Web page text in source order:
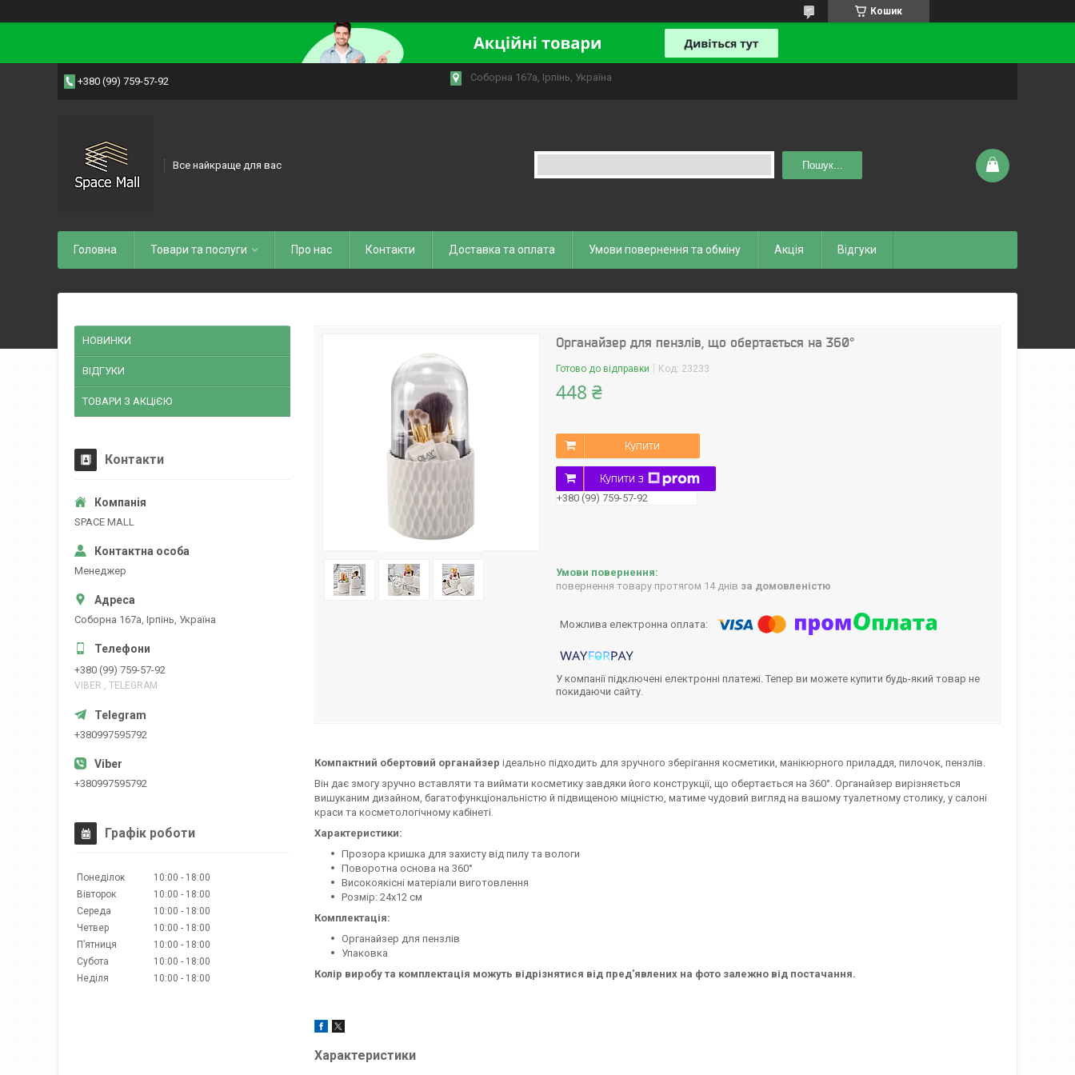
Кошик
+380 (99) 759-57-92 Соборна 167а, Ірпінь, Україна
Все найкраще для вас Пошук...
Головна Товари та послуги Про нас Контакти Доставка та оплата Умови повернення та обміну Акція Відгуки
Органайзер для пензлів, що обертається на 360°
Готово до відправки Код: 23233
448 ₴
Купити
Купити з
+380 (99) 759-57-92
повернення товару протягом 14 днів за домовленістю
У компанії підключені електронні платежі. Тепер ви можете купити будь-який товар не
покидаючи сайту.
Компактний обертовий органайзер ідеально підходить для зручного зберігання косметики, манікюрного приладдя, пилочок, пензлів.
Він дає змогу зручно вставляти та виймати косметику завдяки його конструкції, що обертається на 360°. Органайзер вирізняється
вишуканим дизайном, багатофункціональністю й підвищеною міцністю, матиме чудовий вигляд на вашому туалетному столику, у салоні
краси та косметологічному кабінеті.
Характеристики:
Прозора кришка для захисту від пилу та вологи
Поворотна основа на 360°
Високоякісні матеріали виготовлення
Розмір: 24х12 см
Комплектація:
Органайзер для пензлів
Упаковка
Колір виробу та комплектація можуть відрізнятися від пред'явлених на фото залежно від постачання.
Характеристики
НОВИНКИ
ВІДГУКИ
ТОВАРИ З АКЦіЄЮ
Контакти
SPACE MALL
Менеджер
Соборна 167а, Ірпінь, Україна
+380 (99) 759-57-92
VIBER , TELEGRAM
+380997595792
+380997595792
Графік роботи
Понеділок 10:00
18:00
Вівторок
10:00
18:00
Середа
10:00
18:00
Четвер
10:00
18:00
Пʼятниця
10:00
18:00
Субота
10:00
18:00
Неділя
10:00 18:00